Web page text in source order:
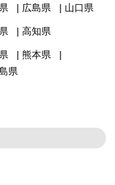
広島県 山口県
高知県
熊本県
県